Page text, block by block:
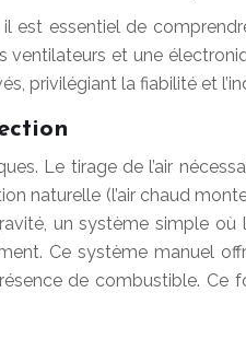
est essentiel de
ventilateurs et une
privilégiant la fiabilité et
Le tirage de l’air
naturelle (l’air chaud
un système simple
Ce système
de combustible.